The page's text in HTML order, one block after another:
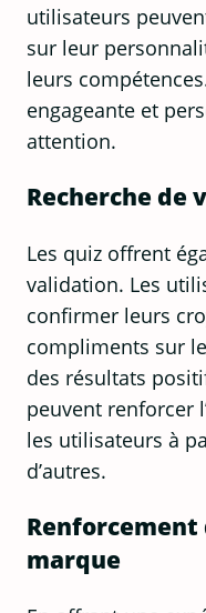
utilisateurs
sur leur
leurs
engageante et
attention.
Recherche de
Les quiz offrent
validation. Les
confirmer leurs
compliments sur
des résultats
peuvent renforcer
les utilisateurs à
d’autres.
marque